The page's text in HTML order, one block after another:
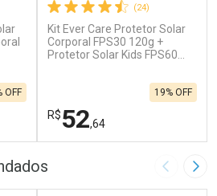
OFF
FECHAR
FECHAR
(24)
Kit Ever Care Protetor Solar
Corporal FPS30 120g +
Protetor Solar Kids FPS60
R$52,64
19% OFF
Imagem